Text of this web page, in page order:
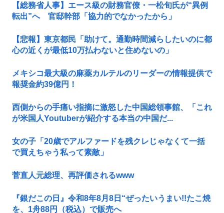
【総務省人事】エース級の財務官僚・一松旬氏が“異例
転出”へ 官邸幹部「協力的でなかったから」
【悲報】東京都民「助けて。通勤時間減らしたいのに都
心の近くが最低10万払わないと住めないの」
メキシコ最大級の麻薬カルテルのリーダーの情報提供で
報奨金約39億円！
西側からの手痛い指摘に激怒した中国総領事館、「これ
が米国人Youtuberが紹介する本当の中国だ...
女の子「20歳でアルファードを残クレじゃなくて一括
で買えちゃう私って素敵」
菅直人元総理、再評価されるwww
『銀だこの日』令和8年8月8日“ぜったいうまい!!たこ焼
を、1舟88円（税込）で販売へ